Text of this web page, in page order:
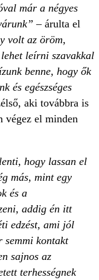
már a négyes
– árulta el
volt az öröm,
leírni szavakkal
benne, hogy ők
és egészséges
aki továbbra is
végez el minden
hogy lassan el
más, mint egy
és a
addig én itt
edzést, ami jól
semmi kontakt
sajnos az
terhességnek